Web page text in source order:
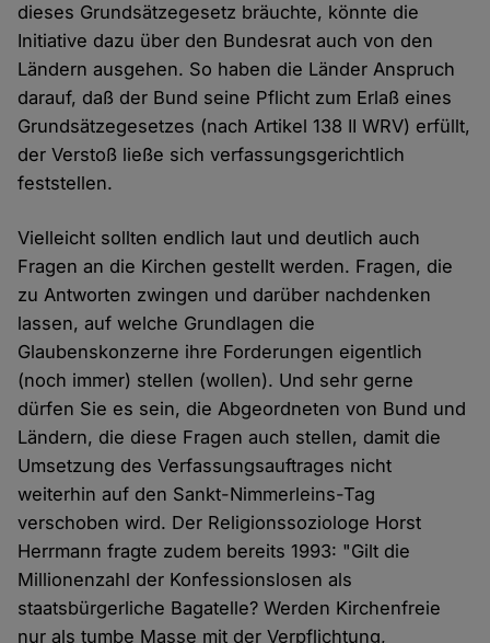
dieses Grundsätzegesetz bräuchte, könnte die
Initiative dazu über den Bundesrat auch von den
Ländern ausgehen. So haben die Länder Anspruch
darauf, daß der Bund seine Pflicht zum Erlaß eines
Grundsätzegesetzes (nach Artikel 138 II WRV) erfüllt,
der Verstoß ließe sich verfassungsgerichtlich
feststellen.
Vielleicht sollten endlich laut und deutlich auch
Fragen an die Kirchen gestellt werden. Fragen, die
zu Antworten zwingen und darüber nachdenken
lassen, auf welche Grundlagen die
Glaubenskonzerne ihre Forderungen eigentlich
(noch immer) stellen (wollen). Und sehr gerne
dürfen Sie es sein, die Abgeordneten von Bund und
Ländern, die diese Fragen auch stellen, damit die
Umsetzung des Verfassungsauftrages nicht
weiterhin auf den Sankt-Nimmerleins-Tag
verschoben wird. Der Religionssoziologe Horst
Herrmann fragte zudem bereits 1993: "Gilt die
Millionenzahl der Konfessionslosen als
staatsbürgerliche Bagatelle? Werden Kirchenfreie
nur als tumbe Masse mit der Verpflichtung,